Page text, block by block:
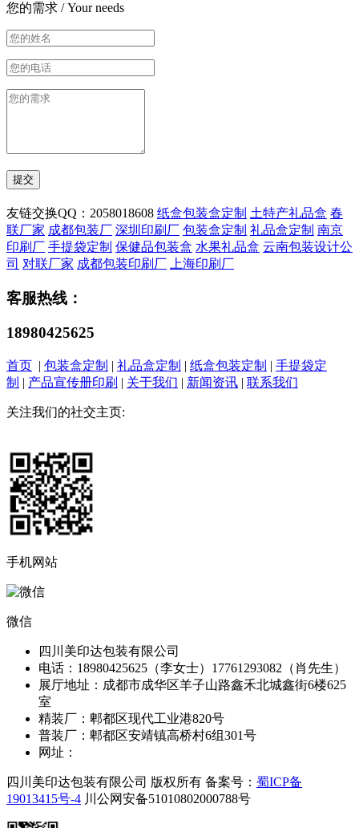
您的需求 /Your needs
友链交换QQ：2058018608 纸盒包装盒定制 土特产礼品盒 春
联厂家 成都包装厂 深圳印刷厂 包装盒定制 礼品盒定制 南京
印刷厂 手提袋定制 保健品包装盒 水果礼品盒 云南包装设计公
司 对联厂家 成都包装印刷厂 上海印刷厂
客服热线：
18980425625
首页 | 包装盒定制 | 礼品盒定制 | 纸盒包装定制 | 手提袋定
制 | 产品宣传册印刷 | 关于我们 | 新闻资讯 | 联系我们
关注我们的社交主页:
手机网站
微信
四川美印达包装有限公司
电话：18980425625（李女士）17761293082（肖先生）
展厅地址：成都市成华区羊子山路鑫禾北城鑫街6楼625
室
精装厂：郫都区现代工业港820号
普装厂：郫都区安靖镇高桥村6组301号
网址：
四川美印达包装有限公司 版权所有 备案号： 蜀ICP备
19013415号-4 川公网安备51010802000788号